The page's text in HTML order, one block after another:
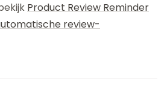
Product Review Reminder
review-